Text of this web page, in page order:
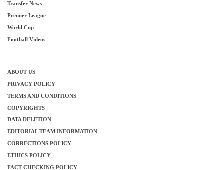
Transfer News
Premier League
World Cup
Football Videos
ABOUT US
PRIVACY POLICY
TERMS AND CONDITIONS
COPYRIGHTS
DATA DELETION
EDITORIAL TEAM INFORMATION
CORRECTIONS POLICY
ETHICS POLICY
FACT-CHECKING POLICY